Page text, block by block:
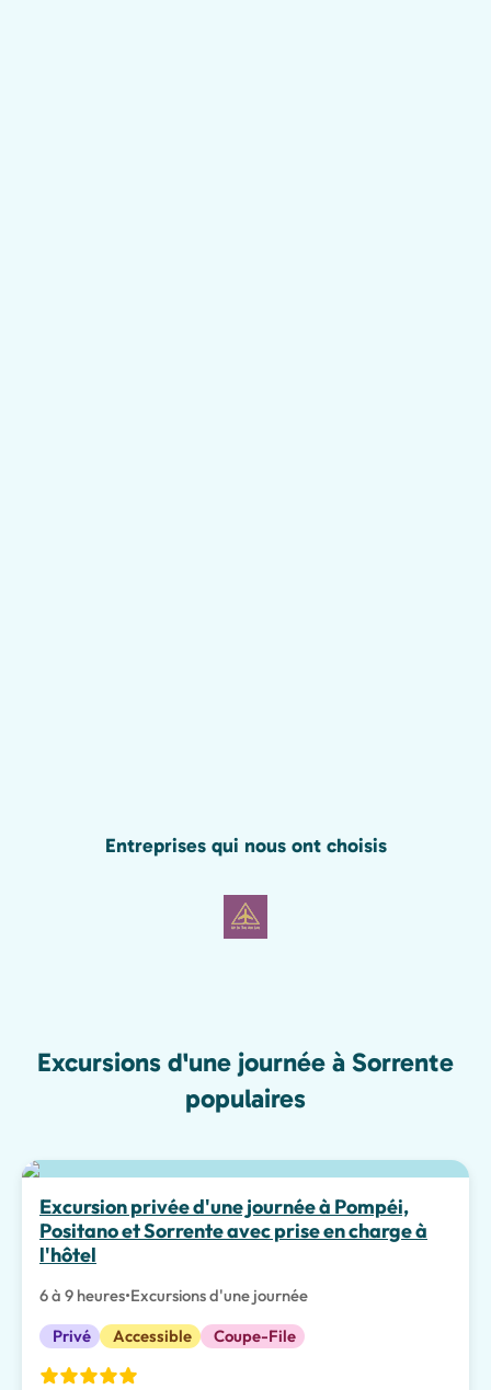
Entreprises qui nous ont choisis
Excursions d'une journée à Sorrente
populaires
Meilleur choix
Excursion privée d'une journée à Pompéi,
Positano et Sorrente avec prise en charge à
l'hôtel
6 à 9 heures•Excursions d'une journée
Privé
Accessible Coupe-File